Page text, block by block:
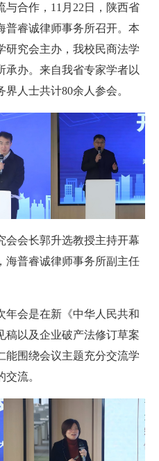
与合作，11月22日，陕西省
睿诚律师事务所召开。 本
究会主办， 我校民商法学
承办。来自我省专家学者以
人士共计80余人参会。
会会长郭升选教授主持开幕
， 海普睿诚律师事务所副主任
年会是在新《中华人民共和
稿以及企业破产法修订草案
能围绕会议主题充分交流学
流。